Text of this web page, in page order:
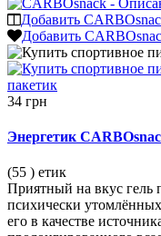
Добавить
Добавить
34 грн
Энергетик
(55 ) етик
Приятный на вкус гель
психически
его в качестве